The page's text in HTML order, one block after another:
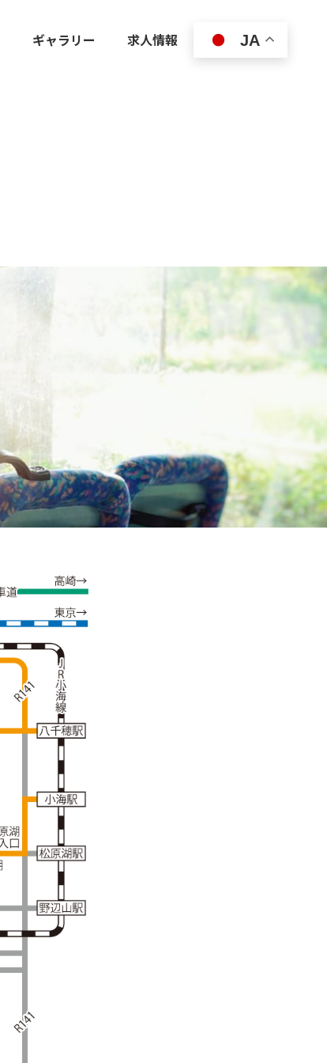
ギャラリー 求人情報 JA